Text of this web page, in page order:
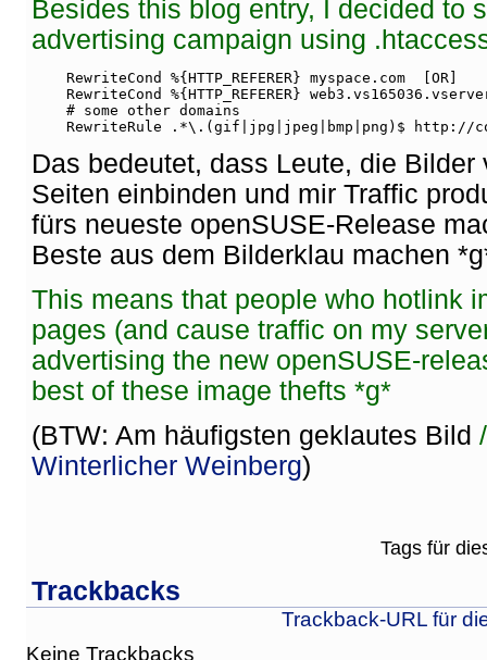
Besides this blog entry, I decided to
advertising campaign using
RewriteCond %{HTTP_REFERER} myspace.com  [OR]
RewriteCond %{HTTP_REFERER}
    # some other domains
RewriteRule .*\.(gif|jpg|jpeg|bmp|png)$ http://
Das bedeutet, dass Leute, die
Seiten einbinden und mir Traffic
fürs neueste openSUSE-Release
Beste aus dem Bilderklau machen
This means that people who hotlink
pages (and cause traffic on my
advertising the new openSUSE-
best of these image thefts *g*
(BTW: Am häufigsten geklautes Bild
Winterlicher Weinberg)
Tags für
Trackbacks
Trackback-URL für
Keine Trackbacks